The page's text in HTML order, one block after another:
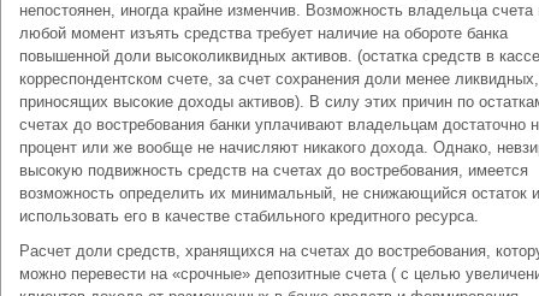
непостоянен, иногда крайне изменчив. Возможность владельца счета
любой момент изъять средства требует наличие на обороте банка
повышенной доли высоколиквидных активов. (остатка средств в
корреспондентском счете, за счет сохранения доли менее
приносящих высокие доходы активов). В силу этих причин по
счетах до востребования банки уплачивают владельцам достаточно
процент или же вообще не начисляют никакого дохода. Однако,
высокую подвижность средств на счетах до востребования, имеется
возможность определить их минимальный, не снижающийся остаток и
использовать его в качестве стабильного кредитного ресурса.
Расчет доли средств, хранящихся на счетах до востребования,
можно перевести на «срочные» депозитные счета ( с целью